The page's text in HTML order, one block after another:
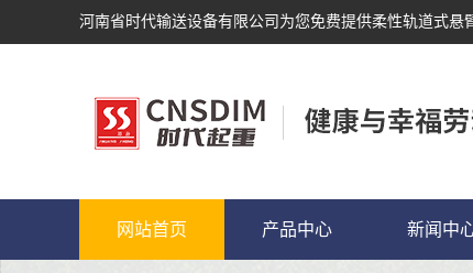
河南省时代输送设备有限公司为您免费提供柔性轨道式悬
网站首页 产品中心 新闻中